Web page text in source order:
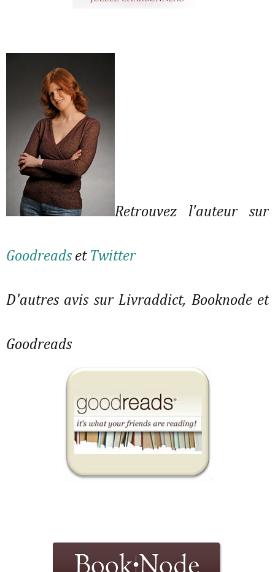
Retrouvez l'auteur sur
Goodreads et Twitter
D'autres avis sur Livraddict, Booknode et
Goodreads